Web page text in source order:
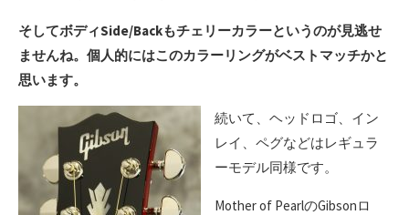
そしてボディSide/Backもチェリーカラーというのが見逃せ
ませんね。個人的にはこのカラーリングがベストマッチかと
思います。
続いて、ヘッドロゴ、イン
レイ、ペグなどはレギュラ
ーモデル同様です。
Mother of PearlのGibsonロ